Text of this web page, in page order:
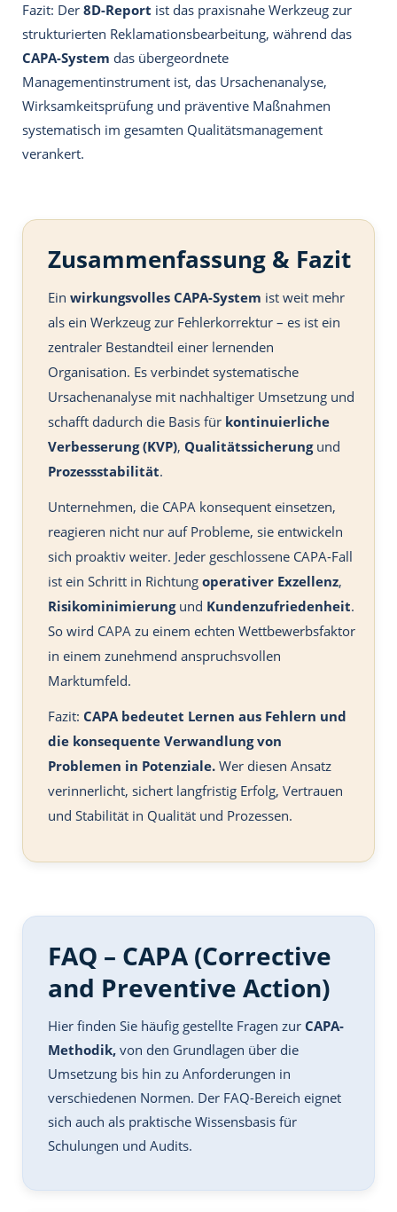
Fazit: Der 8D-Report ist das praxisnahe Werkzeug zur
strukturierten Reklamationsbearbeitung, während das
CAPA-System das übergeordnete
Managementinstrument ist, das Ursachenanalyse,
Wirksamkeitsprüfung und präventive Maßnahmen
systematisch im gesamten Qualitätsmanagement
verankert.
Zusammenfassung & Fazit
Ein wirkungsvolles CAPA-System ist weit mehr
als ein Werkzeug zur Fehlerkorrektur – es ist ein
zentraler Bestandteil einer lernenden
Organisation. Es verbindet systematische
Ursachenanalyse mit nachhaltiger Umsetzung und
schafft dadurch die Basis für kontinuierliche
Verbesserung (KVP), Qualitätssicherungund
Prozessstabilität.
Unternehmen, die CAPA konsequent einsetzen,
reagieren nicht nur auf Probleme, sie entwickeln
sich proaktiv weiter. Jeder geschlossene CAPA-Fall
ist ein Schritt in Richtung operativer Exzellenz,
Risikominimierungund Kundenzufriedenheit.
So wird CAPA zu einem echten Wettbewerbsfaktor
in einem zunehmend anspruchsvollen
Marktumfeld.
Fazit: CAPA bedeutet Lernen aus Fehlern und
die konsequente Verwandlung von
Problemen in Potenziale. Wer diesen Ansatz
verinnerlicht, sichert langfristig Erfolg, Vertrauen
und Stabilität in Qualität und Prozessen.
FAQ – CAPA (Corrective
and Preventive Action)
Hier finden Sie häufig gestellte Fragen zur CAPA-
Methodik, von den Grundlagen über die
Umsetzung bis hin zu Anforderungen in
verschiedenen Normen. Der FAQ-Bereich eignet
sich auch als praktische Wissensbasis für
Schulungen und Audits.